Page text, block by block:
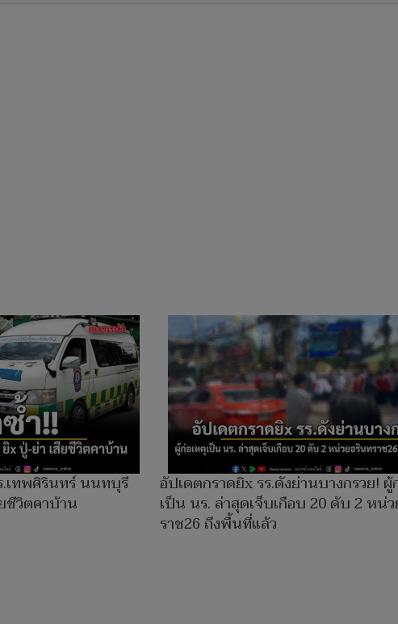
.เทพศิรินทร์ นนทบุรี
วิตคาบ้าน
อัปเดตกราดยิx รร.ดังย่านบางกรวย! ผู้
เป็น นร. ล่าสุดเจ็บเกือบ 20 ดับ 2 หน่
ราช26 ถึงพื้นที่แล้ว